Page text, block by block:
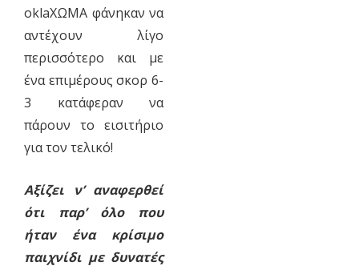
oklaΧΩΜΑ φάνηκαν να
αντέχουν λίγο
περισσότερο και με
ένα επιμέρους σκορ 6-
3 κατάφεραν να
πάρουν το εισιτήριο
για τον τελικό!
Αξίζει ν’ αναφερθεί
ότι παρ’ όλο που
ήταν ένα κρίσιμο
παιχνίδι με δυνατές